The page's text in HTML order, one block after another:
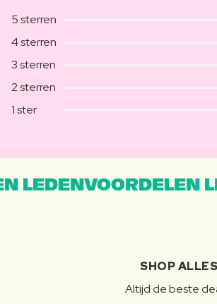
5 sterren
4 sterren
3 sterren
2 sterren
1 ster
LEDENVOORDELEN
SHOP
Altijd de beste